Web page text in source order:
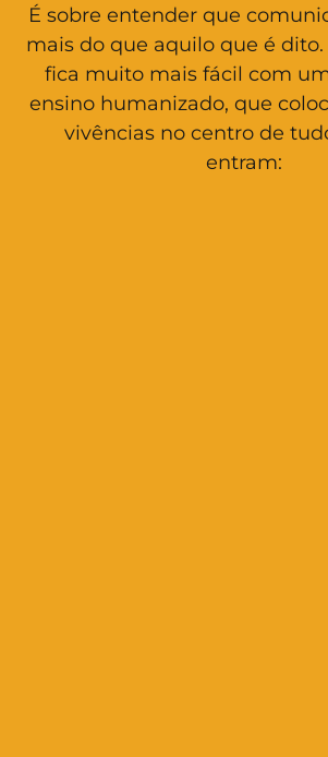
É sobre entender que
mais do que aquilo que é
fica muito mais fácil com
ensino humanizado, que
vivências no centro de
entram: